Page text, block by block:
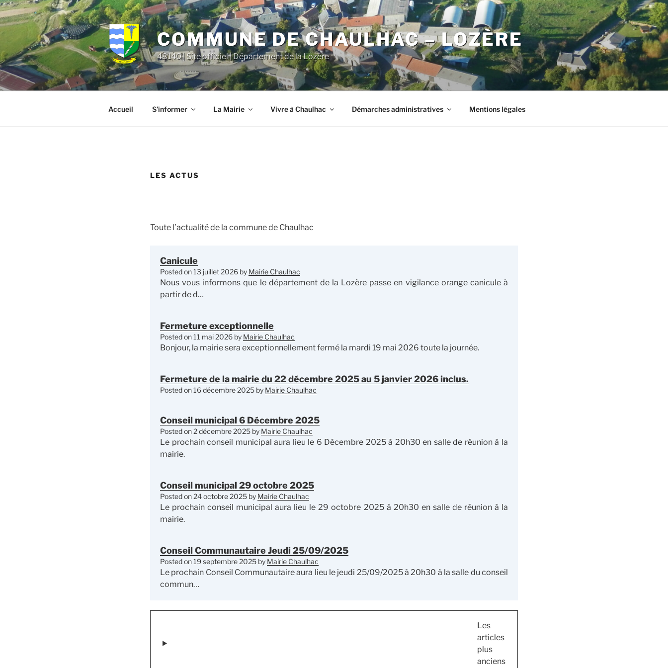
principal
Aller
au
contenu
principal
COMMUNE DE CHAULHAC – LOZÈRE
48140 | Site officiel | Département de la Lozère
Accueil S’informer La Mairie Vivre à Chaulhac Démarches administratives Mentions légales
LES ACTUS
Toute l’actualité de la commune de Chaulhac
Canicule
Posted on13 juillet 2026 by Mairie Chaulhac
Nous vous informons que le département de la Lozère passe en vigilance orange canicule à
partir de d…
Fermeture exceptionnelle
Posted on11 mai 2026 by Mairie Chaulhac
Bonjour, la mairie sera exceptionnellement fermé la mardi 19 mai 2026 toute la journée.
Fermeture de la mairie du 22 décembre 2025 au 5 janvier 2026 inclus.
Posted on16 décembre 2025 by Mairie Chaulhac
Conseil municipal 6 Décembre 2025
Posted on2 décembre 2025 by Mairie Chaulhac
Le prochain conseil municipal aura lieu le 6 Décembre 2025 à 20h30 en salle de réunion à la
mairie.
Conseil municipal 29 octobre 2025
Posted on24 octobre 2025 by Mairie Chaulhac
Le prochain conseil municipal aura lieu le 29 octobre 2025 à 20h30 en salle de réunion à la
mairie.
Conseil Communautaire Jeudi 25/09/2025
Posted on19 septembre 2025 by Mairie Chaulhac
Le prochain Conseil Communautaire aura lieu le jeudi 25/09/2025 à 20h30 à la salle du conseil
commun…
Les
articles
plus
anciens